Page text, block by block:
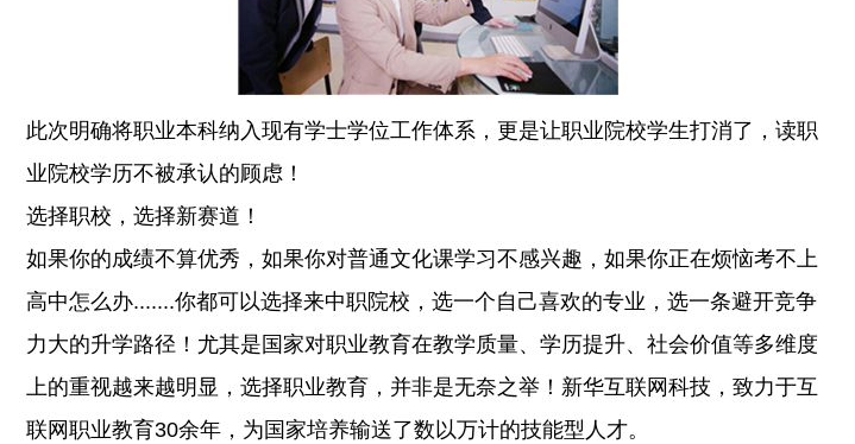
此次明确将职业本科纳入现有学士学位工作体系，更是让职业院校学生打消了，读职
业院校学历不被承认的顾虑！
选择职校，选择新赛道！
如果你的成绩不算优秀，如果你对普通文化课学习不感兴趣，如果你正在烦恼考不上
高中怎么办.......你都可以选择来中职院校，选一个自己喜欢的专业，选一条避开竞争
力大的升学路径！尤其是国家对职业教育在教学质量、学历提升、社会价值等多维度
上的重视越来越明显，选择职业教育，并非是无奈之举！新华互联网科技，致力于互
联网职业教育30余年，为国家培养输送了数以万计的技能型人才。